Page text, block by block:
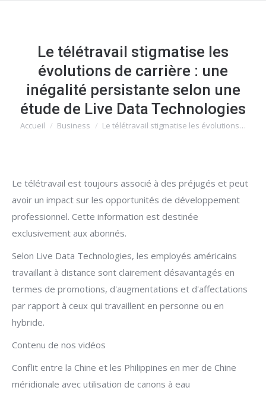
Le télétravail stigmatise les
évolutions de carrière : une
inégalité persistante selon une
étude de Live Data Technologies
Vous êtes ici :
Accueil Business Le télétravail stigmatise les évolutions…
Le télétravail est toujours associé à des préjugés et peut
avoir un impact sur les opportunités de développement
professionnel. Cette information est destinée
exclusivement aux abonnés.
Selon Live Data Technologies, les employés américains
travaillant à distance sont clairement désavantagés en
termes de promotions, d'augmentations et d'affectations
par rapport à ceux qui travaillent en personne ou en
hybride.
Contenu de nos vidéos
Conflit entre la Chine et les Philippines en mer de Chine
méridionale avec utilisation de canons à eau